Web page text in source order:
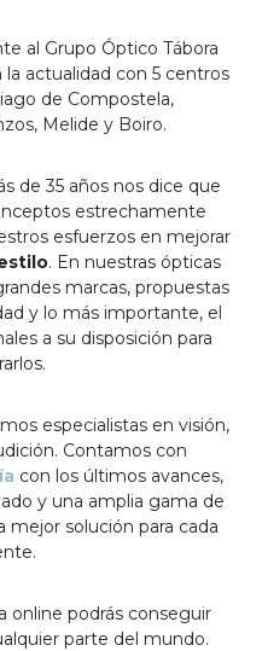
al Grupo Óptico Tábora
actualidad con 5 centros
de Compostela,
Melide y Boiro.
de 35 años nos dice que
estrechamente
esfuerzos en mejorar
. En nuestras ópticas
marcas, propuestas
y lo más importante, el
a su disposición para
especialistas en visión,
Contamos con
con los últimos avances,
y una amplia gama de
mejor solución para cada
online podrás conseguir
parte del mundo.